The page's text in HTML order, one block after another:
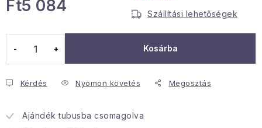
Januári akció
Hogyan kell panaszkodni / visszaadni az áruka
Érintkezés
Rólunk
Ft5 084
Szállítási lehetőségek
Kosárba
Kérdés Nyomon követés Megosztás
Ajándék tubusba csomagolva